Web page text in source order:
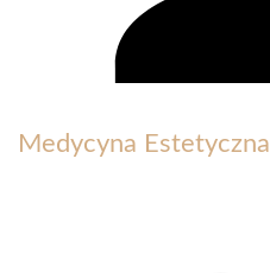
Medycyna Estetyczna